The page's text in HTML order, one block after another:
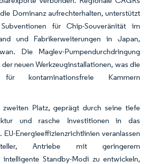
Dominanz aufrechterhalten, unterstützt
für Chip-Souveränität im
und Fabrikerweiterungen in Japan,
Die Maglev-Pumpendurchdringung
neuen Werkzeuginstallationen, was die
für kontaminationsfreie Kammern
Platz, geprägt durch seine tiefe
und rasche Investitionen in das
Energieeffizienzrichtlinien veranlassen
Antriebe mit geringerem
Standby-Modi zu entwickeln,